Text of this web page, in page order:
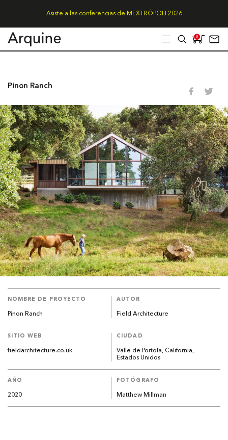
Asiste a las conferencias de MEXTRÓPOLI 2026
0
Pinon Ranch
NOMBRE DE PROYECTO
Pinon Ranch
AUTOR
Field Architecture
SITIO WEB
fieldarchitecture.co.uk
CIUDAD
Valle de Portola, California,
Estados Unidos
AÑO
2020
FOTÓGRAFO
Matthew Millman